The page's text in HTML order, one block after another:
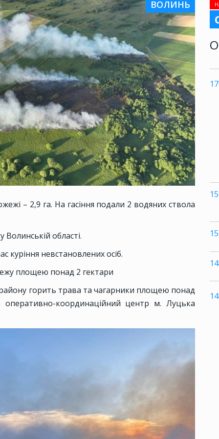
ВОЛИНЬ
– 2,9 га. На гасіння подали 2 водяних ствола
області.
куріння невстановлених осіб.
площею понад 2 гектари
горить трава та чагарники площею понад
координаційний центр м. Луцька